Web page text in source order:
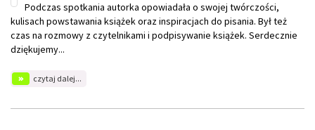
Podczas spotkania autorka opowiadała o swojej twórczości,
kulisach powstawania książek oraz inspiracjach do pisania. Był też
czas na rozmowy z czytelnikami i podpisywanie książek. Serdecznie
dziękujemy...
czytaj dalej...
autorskie